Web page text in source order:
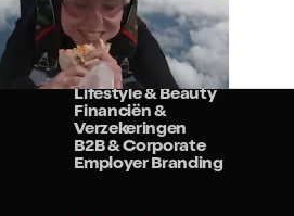
Sectoren
Retail
Food & Beverage
Travel & Hospitality
Lifestyle & Beauty
Financiën &
Verzekeringen
B2B & Corporate
Employer Branding